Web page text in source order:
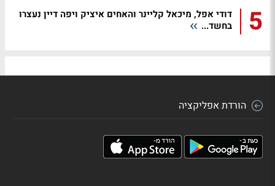
5
דודי אפל, מיכאל קליינר והאחים איציק ויפה דיין נעצרו
בחשד...
הורדת אפליקציה